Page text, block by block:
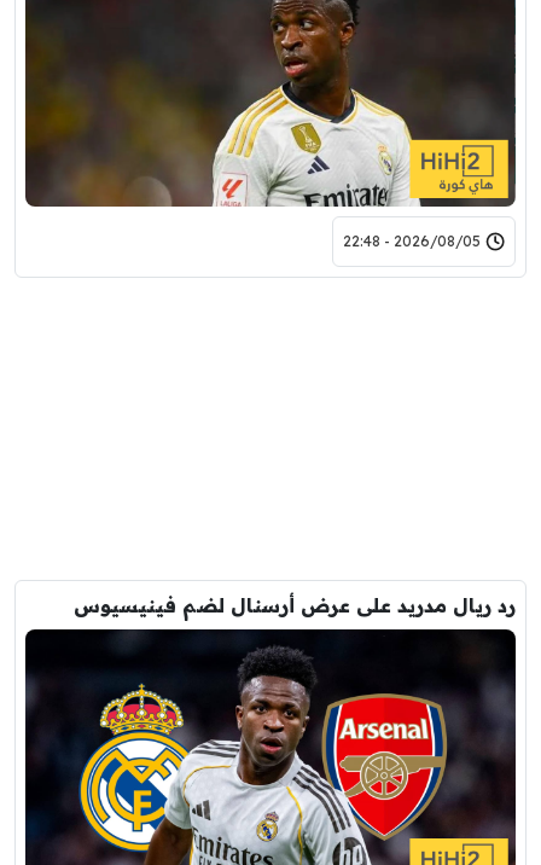
2026/08/05 - 22:48
رد ريال مدريد على عرض أرسنال لضم فينيسيوس